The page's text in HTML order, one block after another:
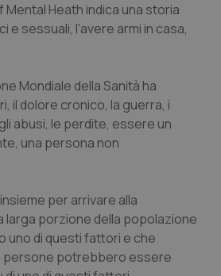
di Bolzano
di Trento
Scompenso
& Rettocolite Ulcerosa
patologie neurodegenerative
Mental Heath indica una storia
e sessuali, l'avere armi in casa,
Mondiale della Sanità ha
il dolore cronico, la guerra, i
abusi, le perdite, essere un
una persona non
per arrivare alla
larga porzione della popolazione
uno di questi fattori e che
persone potrebbero essere